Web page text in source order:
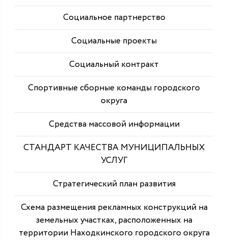
Социальное партнерство
Социальные проекты
Социальный контракт
Спортивные сборные команды городского
округа
Средства массовой информации
СТАНДАРТ КАЧЕСТВА МУНИЦИПАЛЬНЫХ
УСЛУГ
Стратегический план развития
Схема размещения рекламных конструкций на
земельных участках, расположенных на
территории Находкинского городского округа